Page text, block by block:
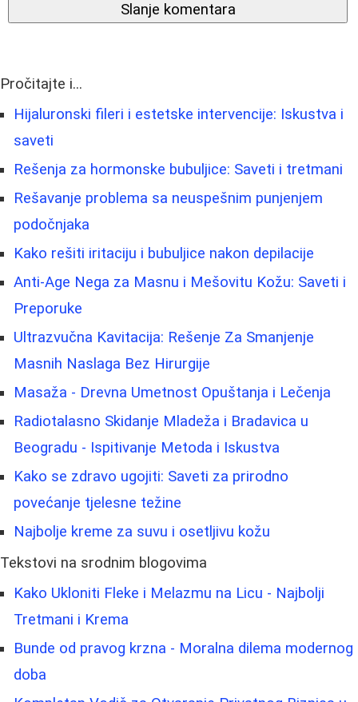
Slanje komentara
Pročitajte i...
Hijaluronski fileri i estetske intervencije: Iskustva i
saveti
Rešenja za hormonske bubuljice: Saveti i tretmani
Rešavanje problema sa neuspešnim punjenjem
podočnjaka
Kako rešiti iritaciju i bubuljice nakon depilacije
Anti-Age Nega za Masnu i Mešovitu Kožu: Saveti i
Preporuke
Ultrazvučna Kavitacija: Rešenje Za Smanjenje
Masnih Naslaga Bez Hirurgije
Masaža - Drevna Umetnost Opuštanja i Lečenja
Radiotalasno Skidanje Mladeža i Bradavica u
Beogradu - Ispitivanje Metoda i Iskustva
Kako se zdravo ugojiti: Saveti za prirodno
povećanje tjelesne težine
Najbolje kreme za suvu i osetljivu kožu
Tekstovi na srodnim blogovima
Kako Ukloniti Fleke i Melazmu na Licu - Najbolji
Tretmani i Krema
Bunde od pravog krzna - Moralna dilema modernog
doba